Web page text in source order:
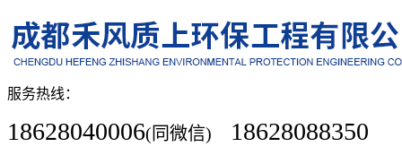
服务热线：
18628040006(同微信) 18628088350